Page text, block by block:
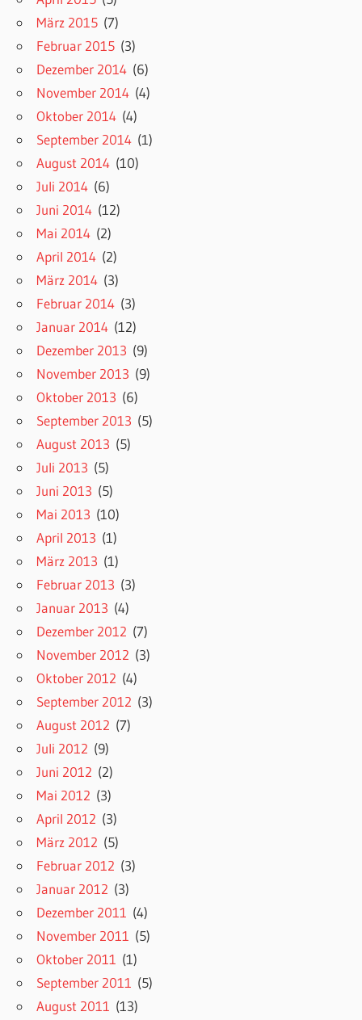
März 2015 (7)
Februar 2015 (3)
Dezember 2014 (6)
November 2014 (4)
Oktober 2014 (4)
September 2014 (1)
August 2014 (10)
Juli 2014 (6)
Juni 2014 (12)
Mai 2014 (2)
April 2014 (2)
März 2014 (3)
Februar 2014 (3)
Januar 2014 (12)
Dezember 2013 (9)
November 2013 (9)
Oktober 2013 (6)
September 2013 (5)
August 2013 (5)
Juli 2013 (5)
Juni 2013 (5)
Mai 2013 (10)
April 2013 (1)
März 2013 (1)
Februar 2013 (3)
Januar 2013 (4)
Dezember 2012 (7)
November 2012 (3)
Oktober 2012 (4)
September 2012 (3)
August 2012 (7)
Juli 2012 (9)
Juni 2012 (2)
Mai 2012 (3)
April 2012 (3)
März 2012 (5)
Februar 2012 (3)
Januar 2012 (3)
Dezember 2011 (4)
November 2011 (5)
Oktober 2011 (1)
September 2011 (5)
August 2011 (13)